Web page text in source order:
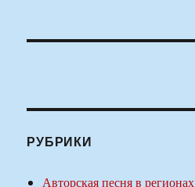
РУБРИКИ
Авторская песня в регионах